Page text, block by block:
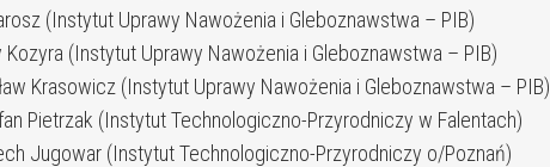
(Instytut Uprawy Nawożenia i Gleboznawstwa – PIB)
(Instytut Uprawy Nawożenia i Gleboznawstwa – PIB)
Krasowicz (Instytut Uprawy Nawożenia i Gleboznawstwa – PIB)
Pietrzak (Instytut Technologiczno-Przyrodniczy w Falentach)
Jugowar (Instytut Technologiczno-Przyrodniczy o/Poznań)